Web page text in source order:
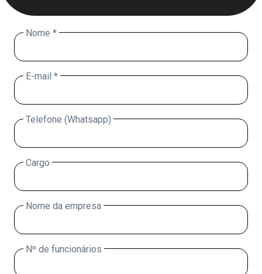
Nome *
E-mail *
Telefone (Whatsapp)
Cargo
Nome da empresa
Nº de funcionários